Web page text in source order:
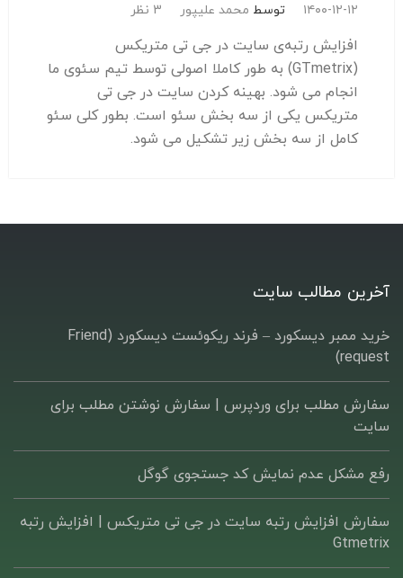
۱۴۰۰-۱۲-۱۲ توسط محمد علیپور 3 نظر
افزایش رتبه‌ی سایت در جی تی متریکس
(GTmetrix) به طور کاملا اصولی توسط تیم سئوی ما
انجام می شود. بهینه کردن سایت در جی تی
متریکس یکی از سه بخش سئو است. بطور کلی سئو
کامل از سه بخش زیر تشکیل می شود.
آخرین مطالب سایت
خرید ممبر دیسکورد – فرند ریکوئست دیسکورد (Friend
request)
سفارش مطلب برای وردپرس |‌ سفارش نوشتن مطلب برای
سایت
رفع مشکل عدم نمایش کد جستجوی گوگل
سفارش افزایش رتبه سایت در جی تی متریکس | افزایش رتبه
Gtmetrix